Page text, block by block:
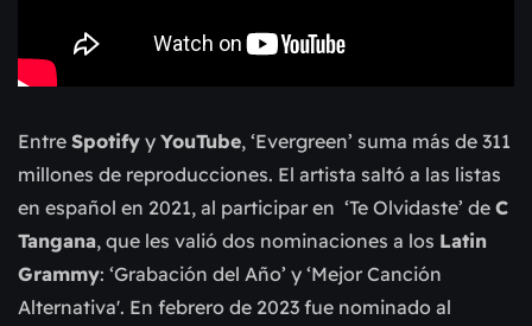
Entre Spotify y YouTube, ‘Evergreen’ suma más de 311
millones de reproducciones. El artista saltó a las listas
en español en 2021, al participar en ‘Te Olvidaste’ de C
Tangana, que les valió dos nominaciones a los Latin
Grammy: ‘Grabación del Año’ y ‘Mejor Canción
Alternativa'. En febrero de 2023 fue nominado al